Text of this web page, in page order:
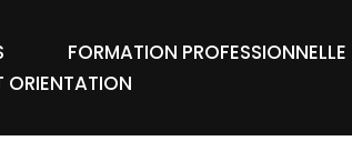
FORMATION PROFESSIONNELLE
ORIENTATION